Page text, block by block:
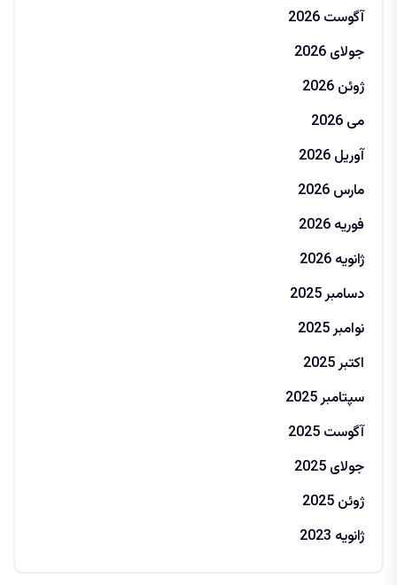
آگوست 2026
جولای 2026
ژوئن 2026
می 2026
آوریل 2026
مارس 2026
فوریه 2026
ژانویه 2026
دسامبر 2025
نوامبر 2025
اکتبر 2025
سپتامبر 2025
آگوست 2025
جولای 2025
ژوئن 2025
ژانویه 2023